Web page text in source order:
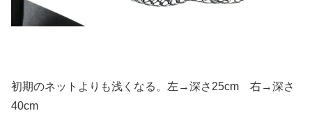
初期のネットよりも浅くなる。左→深さ25cm 右→深さ
40cm